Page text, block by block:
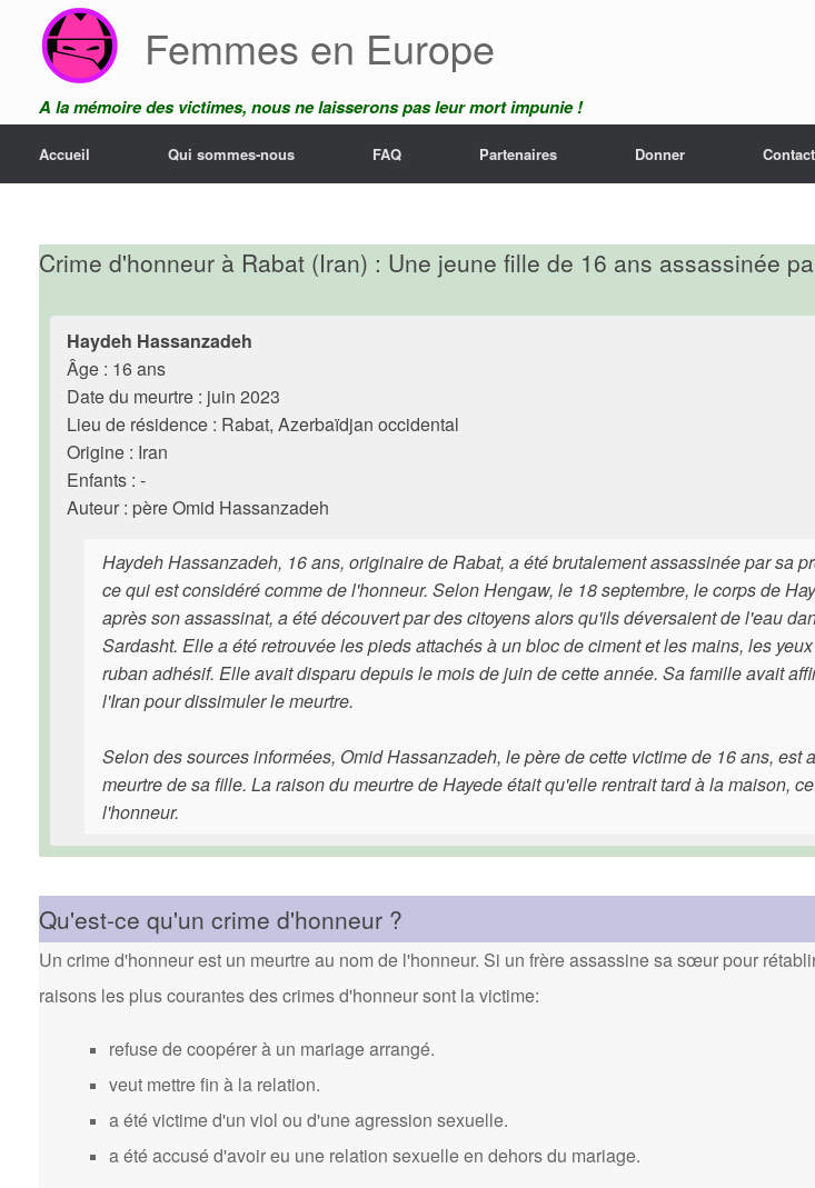
content
Femmes en Europe
A la mémoire des victimes, nous ne laisserons pas leur mort impunie !
Accueil Qui sommes-nous FAQ Partenaires Donner Contact
Crime d'honneur à Rabat (Iran) : Une jeune fille de 16 ans assassinée
Haydeh Hassanzadeh
Âge : 16 ans
Date du meurtre : juin 2023
Lieu de résidence : Rabat, Azerbaïdjan occidental
Origine : Iran
Enfants : -
Auteur : père Omid Hassanzadeh
Haydeh Hassanzadeh, 16 ans, originaire de Rabat, a été brutalement assassinée par sa
ce qui est considéré comme de l'honneur. Selon Hengaw, le 18 septembre, le corps de
après son assassinat, a été découvert par des citoyens alors qu'ils déversaient de l'eau
Sardasht. Elle a été retrouvée les pieds attachés à un bloc de ciment et les mains, les
ruban adhésif. Elle avait disparu depuis le mois de juin de cette année. Sa famille avait
l'Iran pour dissimuler le meurtre.
Selon des sources informées, Omid Hassanzadeh, le père de cette victime de 16 ans, est
meurtre de sa fille. La raison du meurtre de Hayede était qu'elle rentrait tard à la maison,
l'honneur.
Qu'est-ce qu'un crime d'honneur ?
Un crime d'honneur est un meurtre au nom de l'honneur. Si un frère assassine sa sœur pour
raisons les plus courantes des crimes d'honneur sont la victime:
refuse de coopérer à un mariage arrangé.
veut mettre fin à la relation.
a été victime d'un viol ou d'une agression sexuelle.
a été accusé d'avoir eu une relation sexuelle en dehors du mariage.